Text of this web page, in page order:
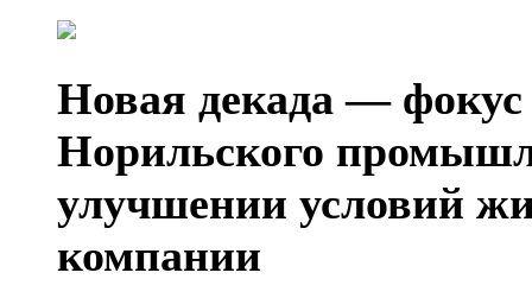
Новая декада — фокус
Норильского
улучшении условий
компании